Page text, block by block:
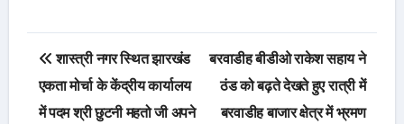
Post
navigation
शास्त्री नगर स्थित झारखंड
एकता मोर्चा के केंद्रीय कार्यालय
में पदम श्री छुटनी महतो जी अपने
बरवाडीह बीडीओ राकेश सहाय ने
ठंड को बढ़ते देखते हुए रात्री में
बरवाडीह बाजार क्षेत्र में भ्रमण